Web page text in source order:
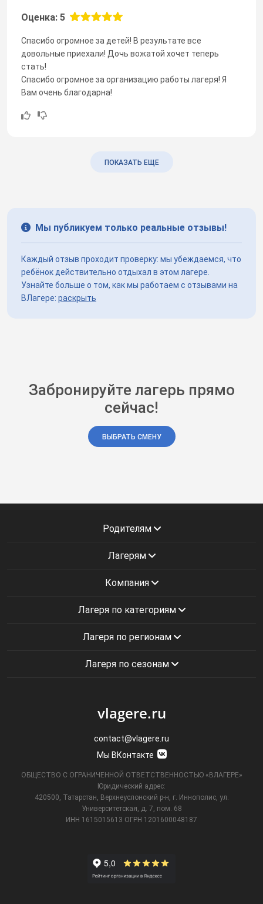
Оценка: 5
Спасибо огромное за детей! В результате все
довольные приехали! Дочь вожатой хочет теперь
стать!
Спасибо огромное за организацию работы лагеря! Я
Вам очень благодарна!
ПОКАЗАТЬ ЕЩЕ
Мы публикуем только реальные отзывы!
Каждый отзыв проходит проверку: мы убеждаемся, что
ребёнок действительно отдыхал в этом лагере.
Узнайте больше о том, как мы работаем с отзывами на
ВЛагере: раскрыть
Забронируйте лагерь прямо
сейчас!
ВЫБРАТЬ СМЕНУ
Родителям
Лагерям
Компания
Лагеря по категориям
Лагеря по регионам
Лагеря по сезонам
vlagere.ru
contact@vlagere.ru
Мы ВКонтакте
ОБЩЕСТВО С ОГРАНИЧЕННОЙ ОТВЕТСТВЕННОСТЬЮ «ВЛАГЕРЕ»
Юридический адрес:
420500, Татарстан, Верхнеуслонский р-н, г. Иннополис, ул.
Университетская,
д. 7, пом. 68
ИНН 1615015613 ОГРН 1201600048187